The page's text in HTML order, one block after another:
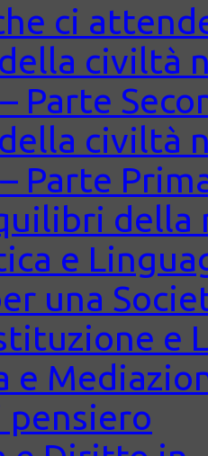
ci
civiltà
Parte
civiltà
Parte
della
e
una
e
e
pensiero